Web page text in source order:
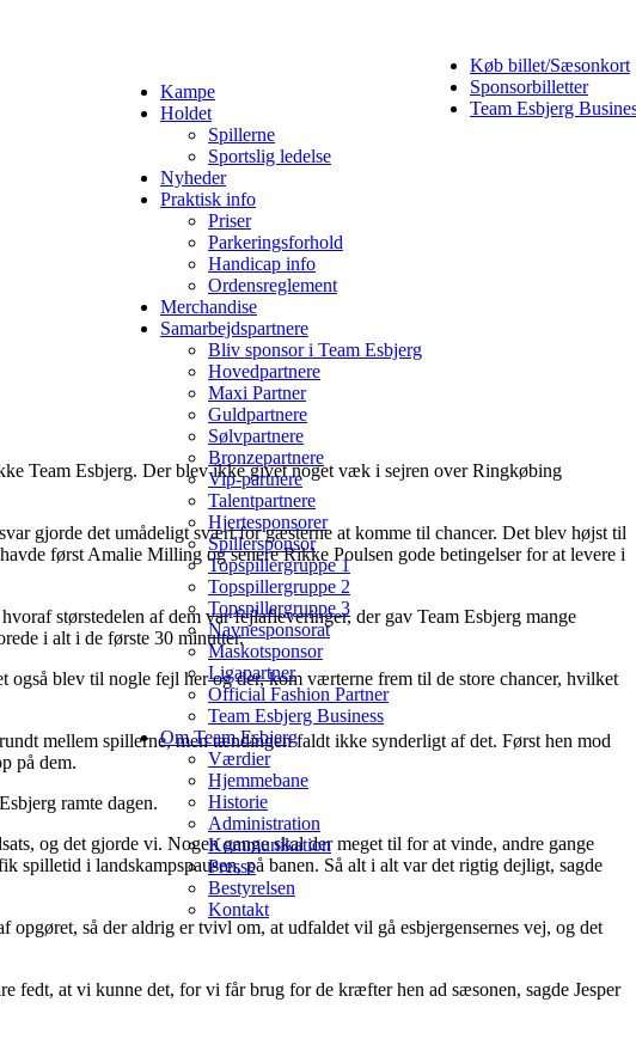
Køb billet/Sæsonkort
Sponsorbilletter
Team Esbjerg
Kampe
Holdet
Spillerne
Sportslig ledelse
Nyheder
Praktisk info
Priser
Parkeringsforhold
Handicap info
Ordensreglement
Merchandise
Samarbejdspartnere
Bliv sponsor i Team Esbjerg
Hovedpartnere
Maxi Partner
Guldpartnere
Sølvpartnere
Bronzepartnere
Vip-partnere
Talentpartnere
Hjertesponsorer
Spillersponsor
Topspillergruppe 1
Topspillergruppe 2
Topspillergruppe 3
Navnesponsorat
Maskotsponsor
Ligapartner
Official Fashion Partner
Team Esbjerg Business
Om Team Esbjerg
Værdier
Hjemmebane
Historie
Administration
Kommunikation
Presse
Bestyrelsen
Kontakt
Team Esbjerg. Der blev ikke givet noget væk i sejren over Ringkøbing
gjorde det umådeligt svært for gæsterne at komme til chancer. Det blev højst til
først Amalie Milling og senere Rikke Poulsen gode betingelser for at levere i
størstedelen af dem var fejlafleveringer, der gav Team Esbjerg mange
i alt i de første 30 minutter.
blev til nogle fejl her og der, kom værterne frem til de store chancer, hvilket
mellem spillerne, men tændingen faldt ikke synderligt af det. Først hen mod
på dem.
ramte dagen.
og det gjorde vi. Nogen gange skal der meget til for at vinde, andre gange
i landskampspausen, på banen. Så alt i alt var det rigtig dejligt, sagde
så der aldrig er tvivl om, at udfaldet vil gå esbjergensernes vej, og det
fedt, at vi kunne det, for vi får brug for de kræfter hen ad sæsonen, sagde Jesper